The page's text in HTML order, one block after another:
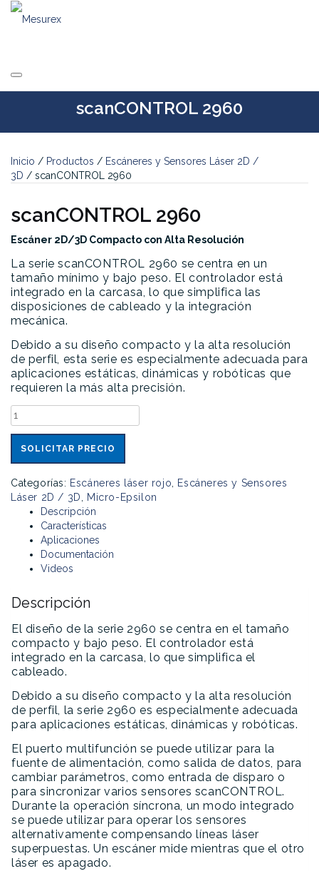
Saltar
scanCONTROL 2960
Inicio / Productos / Escáneres y Sensores Láser 2D /
3D / scanCONTROL 2960
scanCONTROL 2960
Escáner 2D/3D Compacto con Alta Resolución
La serie scanCONTROL 2960 se centra en un
tamaño mínimo y bajo peso. El controlador está
integrado en la carcasa, lo que simplifica las
disposiciones de cableado y la integración
mecánica.
Debido a su diseño compacto y la alta resolución
de perfil, esta serie es especialmente adecuada para
aplicaciones estáticas, dinámicas y robóticas que
requieren la más alta precisión.
scanCONTROL
2960
SOLICITAR PRECIO
Categorías: Escáneres láser rojo, Escáneres y Sensores
Láser 2D / 3D, Micro-Epsilon
Descripción
Características
Aplicaciones
Documentación
Videos
Descripción
El diseño de la serie 2960 se centra en el tamaño
compacto y bajo peso. El controlador está
integrado en la carcasa, lo que simplifica el
cableado.
Debido a su diseño compacto y la alta resolución
de perfil, la serie 2960 es especialmente adecuada
para aplicaciones estáticas, dinámicas y robóticas.
El puerto multifunción se puede utilizar para la
fuente de alimentación, como salida de datos, para
cambiar parámetros, como entrada de disparo o
para sincronizar varios sensores scanCONTROL.
Durante la operación síncrona, un modo integrado
se puede utilizar para operar los sensores
alternativamente compensando líneas láser
superpuestas. Un escáner mide mientras que el otro
láser es apagado.